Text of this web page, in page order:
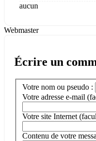
aucun
Webmaster
Écrire un
Votre nom ou pseudo :
Votre adresse e-mail
Votre site Internet
Contenu de votre